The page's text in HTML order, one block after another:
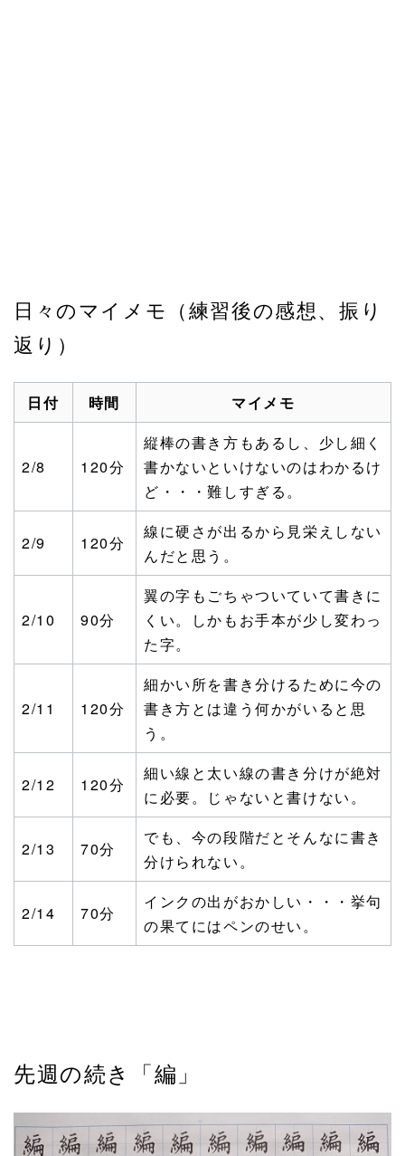
日々のマイメモ（練習後の感想、振り
返り）
日付 時間 マイメモ
2/8 120分
縦棒の書き方もあるし、少し細く
書かないといけないのはわかるけ
ど・・・難しすぎる。
2/9 120分
線に硬さが出るから見栄えしない
んだと思う。
2/10 90分
翼の字もごちゃついていて書きに
くい。しかもお手本が少し変わっ
た字。
2/11 120分
細かい所を書き分けるために今の
書き方とは違う何かがいると思
う。
2/12 120分
細い線と太い線の書き分けが絶対
に必要。じゃないと書けない。
2/13 70分
でも、今の段階だとそんなに書き
分けられない。
2/14 70分
インクの出がおかしい・・・挙句
の果てにはペンのせい。
先週の続き「編」